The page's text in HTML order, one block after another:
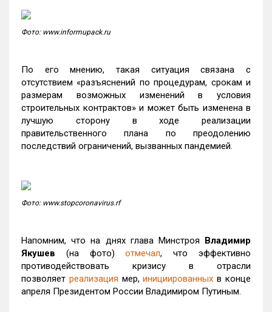
Фото: www.informupack.ru
По его мнению, такая ситуация связана с
отсутствием «разъяснений по процедурам, срокам и
размерам возможных изменений в условия
строительных контрактов» и может быть изменена в
лучшую сторону в ходе реализации
правительственного плана по преодолению
последствий ограничений, вызванных пандемией.
Фото: www.stopcoronavirus.rf
Напомним, что на днях глава Минстроя Владимир
Якушев (на фото)отмечал, что эффективно
противодействовать кризису в отрасли
позволяет реализация мер,инициированных в конце
апреля Президентом России Владимиром Путиным.